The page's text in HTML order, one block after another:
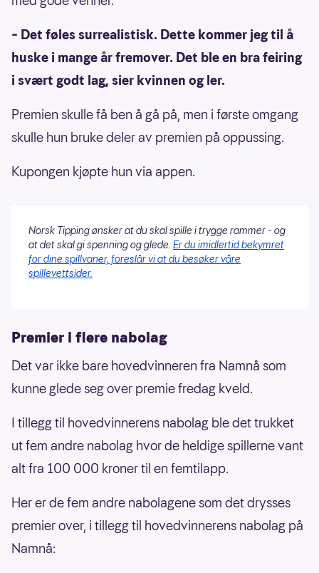
– Det føles surrealistisk. Dette kommer jeg til å
huske i mange år fremover. Det ble en bra feiring
i svært godt lag, sier kvinnen og ler.
Premien skulle få ben å gå på, men i første omgang
skulle hun bruke deler av premien på oppussing.
Kupongen kjøpte hun via appen.
Norsk Tipping ønsker at du skal spille i trygge rammer - og
at det skal gi spenning og glede. Er du imidlertid bekymret
for dine spillvaner, foreslår vi at du besøker våre
spillevettsider.
Premier i flere nabolag
Det var ikke bare hovedvinneren fra Namnå som
kunne glede seg over premie fredag kveld.
I tillegg til hovedvinnerens nabolag ble det trukket
ut fem andre nabolag hvor de heldige spillerne vant
alt fra 100 000 kroner til en femtilapp.
Her er de fem andre nabolagene som det drysses
premier over, i tillegg til hovedvinnerens nabolag på
Namnå: